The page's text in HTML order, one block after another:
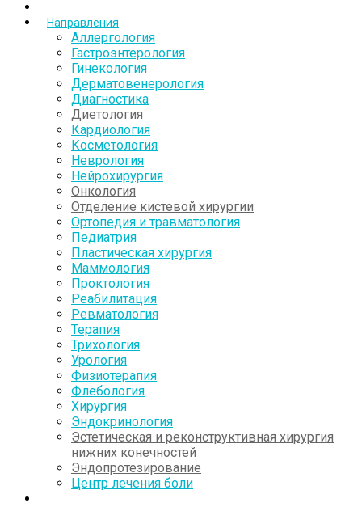
Направления
Аллергология
Гастроэнтерология
Гинекология
Дерматовенерология
Диагностика
Диетология
Кардиология
Косметология
Неврология
Нейрохирургия
Онкология
Отделение кистевой хирургии
Ортопедия и травматология
Педиатрия
Пластическая хирургия
Маммология
Проктология
Реабилитация
Ревматология
Терапия
Трихология
Урология
Физиотерапия
Флебология
Хирургия
Эндокринология
Эстетическая и реконструктивная хирургия
нижних конечностей
Эндопротезирование
Центр лечения боли